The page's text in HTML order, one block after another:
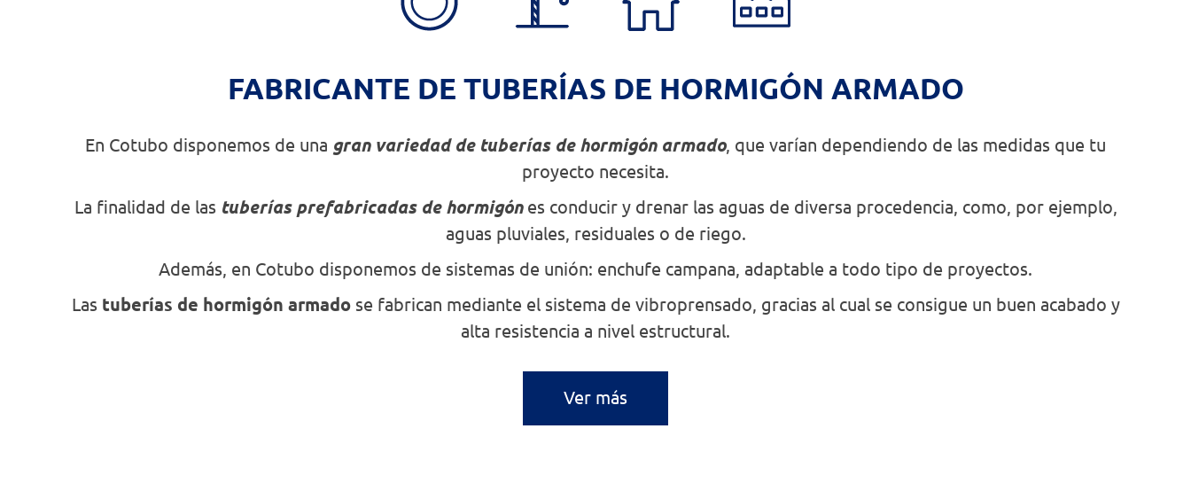
FABRICANTE DE TUBERÍAS DE HORMIGÓN ARMADO
En Cotubo disponemos de una gran variedad de tuberías de hormigón armado, que varían dependiendo de las medidas que tu
proyecto necesita.
La finalidad de las tuberías prefabricadas de hormigónes conducir y drenar las aguas de diversa procedencia, como, por ejemplo,
aguas pluviales, residuales o de riego.
Además, en Cotubo disponemos de sistemas de unión: enchufe campana, adaptable a todo tipo de proyectos.
Las tuberías de hormigón armadose fabrican mediante el sistema de vibroprensado, gracias al cual se consigue un buen acabado y
alta resistencia a nivel estructural.
Ver más